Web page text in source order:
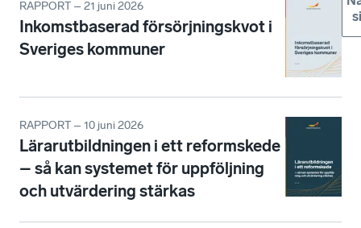
RAPPORT – 21 juni 2026
Inkomstbaserad försörjningskvot i
Sveriges kommuner
RAPPORT – 10 juni 2026
Lärarutbildningen i ett reformskede
– så kan systemet för uppföljning
och utvärdering stärkas